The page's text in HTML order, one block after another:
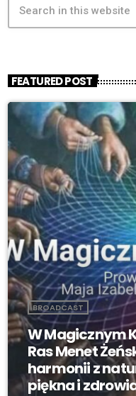
FEATURED POST
BROADCAST
W Magicznym
Ras Menet
harmonii z
piękna i